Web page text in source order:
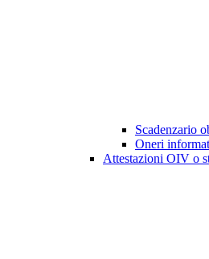
Scadenzario
Oneri
Attestazioni OIV o